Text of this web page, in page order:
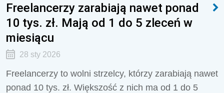
Freelancerzy zarabiają nawet ponad
10 tys. zł. Mają od 1 do 5 zleceń w
miesiącu
28 sty 2026
Freelancerzy to wolni strzelcy, którzy zarabiają nawet
ponad 10 tys. zł. Większość z nich ma od 1 do 5